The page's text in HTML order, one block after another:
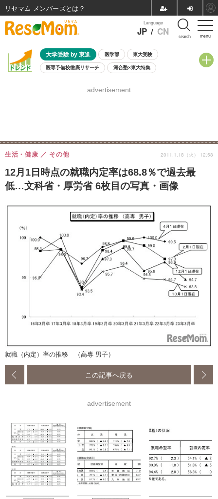
menu
Language
JP / CN search
大学受験 by 東進 医学部 東大受験
医専予備校徹底リサーチ 河合塾×東大特集
8月開催学校説明会・相談会
advertisement
12月1日時点の就職内定率は68.8％で過去最
低…文科省・厚労省 6枚目の写真・画像
生活・健康 その他 2011.1.18（火） 12:58
就職（内定）率の推移 （高専 男子）
この記事へ戻る
advertisement
リセマム メンバーズ